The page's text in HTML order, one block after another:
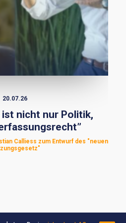
20.07.26
ist nicht nur Politik,
Calliess zum Entwurf des "neuen